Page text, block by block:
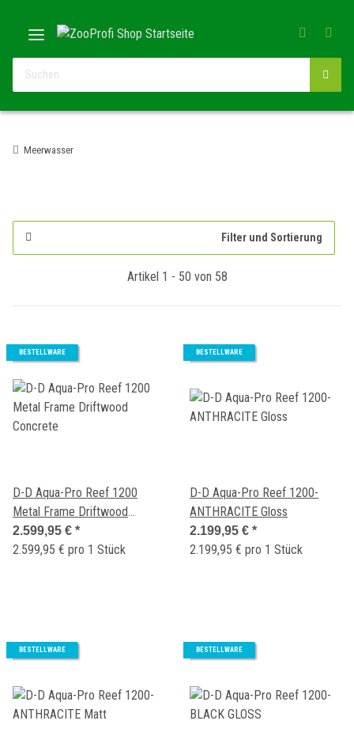
Meerwasser
Filter und Sortierung
Artikel 1 - 50 von 58
BESTELLWARE
D-D Aqua-Pro Reef 1200
Metal Frame Driftwood
Concrete
2.599,95 € *
2.599,95 € pro 1 Stück
BESTELLWARE
D-D Aqua-Pro Reef 1200-
ANTHRACITE Gloss
2.199,95 € *
2.199,95 € pro 1 Stück
BESTELLWARE BESTELLWARE